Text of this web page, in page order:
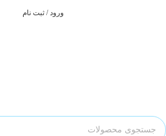
ورود / ثبت نام